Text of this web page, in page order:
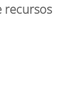
recursos